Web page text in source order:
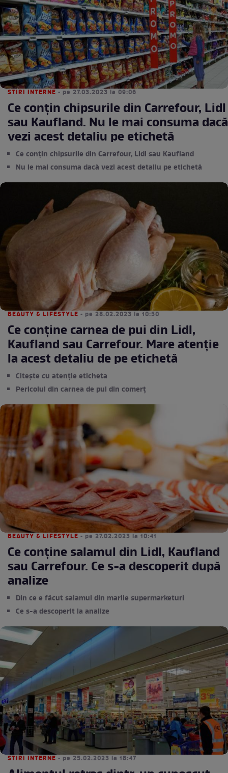
STIRI INTERNE • pe 27.03.2023 la 09:06
Ce conţin chipsurile din Carrefour, Lidl
sau Kaufland. Nu le mai consuma dacă
vezi acest detaliu pe etichetă
Ce conţin chipsurile din Carrefour, Lidl sau Kaufland
Nu le mai consuma dacă vezi acest detaliu pe etichetă
BEAUTY & LIFESTYLE • pe 28.02.2023 la 10:50
Ce conţine carnea de pui din Lidl,
Kaufland sau Carrefour. Mare atenție
la acest detaliu de pe etichetă
Citește cu atenție eticheta
Pericolul din carnea de pui din comerț
BEAUTY & LIFESTYLE • pe 27.02.2023 la 10:41
Ce conţine salamul din Lidl, Kaufland
sau Carrefour. Ce s-a descoperit după
analize
Din ce e făcut salamul din marile supermarketuri
Ce s-a descoperit la analize
STIRI INTERNE • pe 25.02.2023 la 18:47